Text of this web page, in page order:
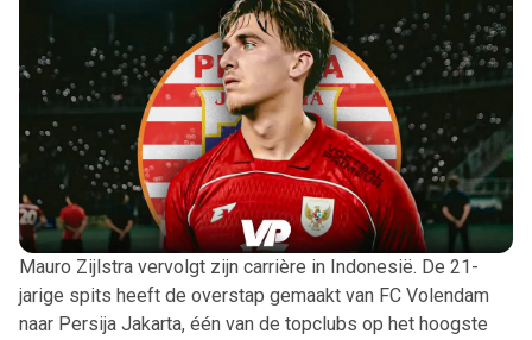
Mauro Zijlstra vervolgt zijn carrière in Indonesië. De 21-
jarige spits heeft de overstap gemaakt van FC Volendam
naar Persija Jakarta, één van de topclubs op het hoogste